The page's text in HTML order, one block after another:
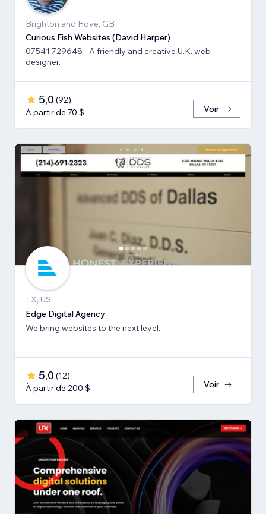
Brighton and Hove, GB
Curious Fish Websites (David Harper)
07541 729648 - A friendly and creative U.K. web
designer.
5,0 (92)
À partir de 70 $
Voir
TX, US
Edge Digital Agency
We bring websites to the next level.
5,0 (12)
À partir de 200 $
Voir